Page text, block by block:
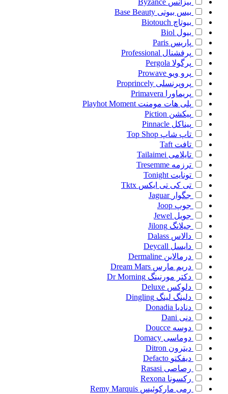
بیزانس Byzance
بیس بیوتی Base Beauty
بیوتاچ Biotouch
بیول Biol
پاریس Paris
پرفشنال Professional
پرگولا Pergola
پرو ویو Prowave
پروپرنسلی Proprincely
پریماورا
Primavera
پلی هات مومنت Playhot Moment
پیکشن Piction
پیناکل Pinnacle
تاپ شاپ Top Shop
تافت Taft
تایلامی Tailaimei
ترزمه Tresemme
تونایت Tonight
تی کی تی ایکس Tktx
جگوار Jaguar
جوپ Joop
جویل Jewel
جیلانگ Jilong
دالاس Dalass
دایسل Deycall
درمالاین Dermaline
دریم مارس Dream Mars
دکتر مورنینگ Dr Morning
دلوکس Deluxe
دلینگ لینگ Dingling
دنادیا Donadia
دنی Dani
دوسه Doucce
دوماسی Domacy
دیترون Ditron
دیفکتو Defacto
رصاصی Rasasi
رکسونا Rexona
رمی مارکوئیس Remy Marquis